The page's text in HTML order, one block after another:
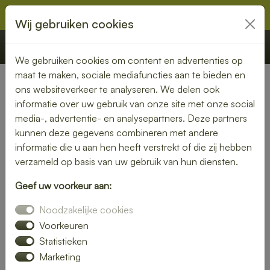
€ 0,00 Offerte Bestellen
Nederland» Schalkhaar
Lunch laten bezorgen in
Schalkhaar – gemak en
kwaliteit aan je deur
de keuken in? Laat je lunch bezorgen in Schalkhaar en
geniet van een smaakvolle maaltijd zonder moeite. Of je nu
kiest voor een vers belegd broodje, een gezonde salade of
een warme maaltijd – wij brengen jouw lunch vers en op tijd
Wij gebruiken cookies
We gebruiken cookies om content en advertenties op
maat te maken, sociale mediafuncties aan te bieden en
ons websiteverkeer te analyseren. We delen ook
informatie over uw gebruik van onze site met onze social
media-, advertentie- en analysepartners. Deze partners
kunnen deze gegevens combineren met andere
informatie die u aan hen heeft verstrekt of die zij hebben
verzameld op basis van uw gebruik van hun diensten.
Geef uw voorkeur aan:
Noodzakelijke cookies
Voorkeuren
Statistieken
Marketing